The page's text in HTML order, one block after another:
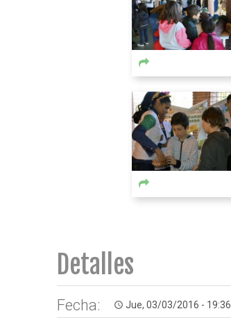
Detalles
Fecha: access_time Jue, 03/03/2016 - 19:36